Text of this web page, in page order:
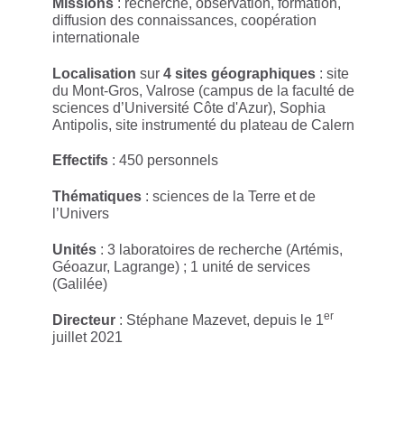
diffusion des connaissances, coopération
internationale
Localisation sur 4 sites géographiques : site
du Mont-Gros, Valrose (campus de la faculté de
sciences d’Université Côte d'Azur), Sophia
Antipolis, site instrumenté du plateau de Calern
Effectifs : 450 personnels
Thématiques : sciences de la Terre et de
l’Univers
Unités : 3 laboratoires de recherche (Artémis,
Géoazur, Lagrange) ; 1 unité de services
(Galilée)
Directeur : Stéphane Mazevet, depuis le 1er
juillet 2021